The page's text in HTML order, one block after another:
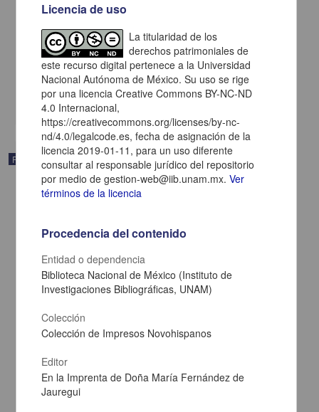
Oda pronunciada en el banquete que la exma ciudad dio al exmo
señor primer gefe del Ejército Imperial, en el día de su entrada a
esta capital
[sin autor] - Imprenta Imperial de D. Alejandro Valdés
Multidisciplina
Publicación
Compendio de la gramática y ortografía castellanas: dispuesto con
arreglo a las de la Real Academia de la Lengua: para el uso de las
escuelas de primeras letras
Licencia de uso
La titularidad de los
derechos patrimoniales de
este recurso digital pertenece a la Universidad
Nacional Autónoma de México. Su uso se rige
por una licencia Creative Commons BY-NC-ND
4.0 Internacional,
https://creativecommons.org/licenses/by-nc-
nd/4.0/legalcode.es, fecha de asignación de la
licencia 2019-01-11, para un uso diferente
consultar al responsable jurídico del repositorio
por medio de gestion-web@iib.unam.mx.Ver
términos de la licencia
Procedencia del contenido
Entidad o dependencia
Biblioteca Nacional de México (Instituto de
Investigaciones Bibliográficas, UNAM)
Colección
Colección de Impresos Novohispanos
Editor
En la Imprenta de Doña María Fernández de
Jauregui